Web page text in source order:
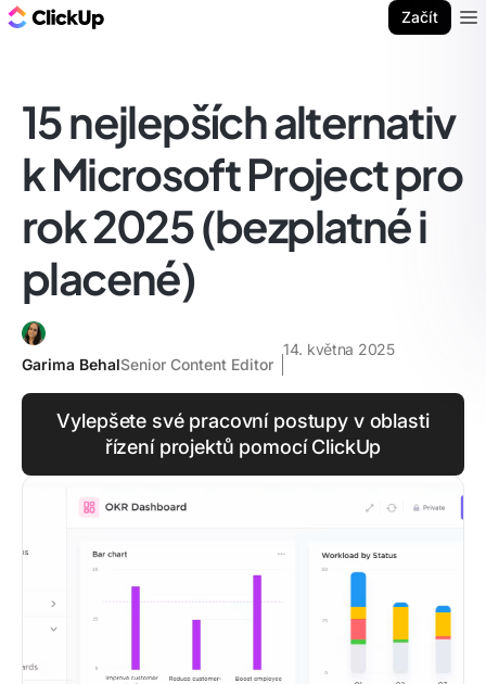
Začít
15 nejlepších alternativ
k Microsoft Project pro
rok 2025 (bezplatné i
placené)
Garima BehalSenior Content Editor
14. května 2025
Vylepšete své pracovní postupy v oblasti
řízení projektů pomocí ClickUp